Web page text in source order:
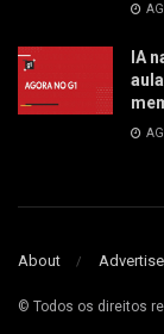
IA
About Advertise
© Todos os direitos